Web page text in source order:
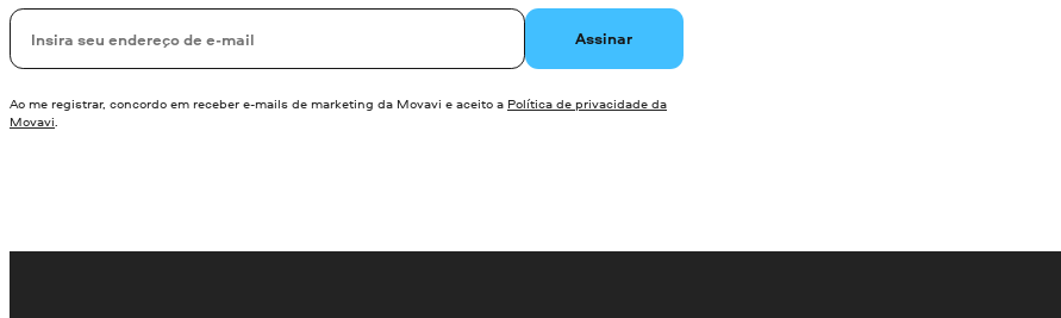
Seu e-mail Assinar
Ao me registrar, concordo em receber e-mails de marketing da Movavi e aceito a Política de privacidade da
Movavi.